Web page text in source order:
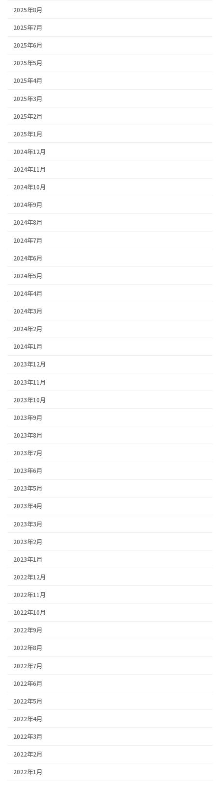
2025年8月
2025年7月
2025年6月
2025年5月
2025年4月
2025年3月
2025年2月
2025年1月
2024年12月
2024年11月
2024年10月
2024年9月
2024年8月
2024年7月
2024年6月
2024年5月
2024年4月
2024年3月
2024年2月
2024年1月
2023年12月
2023年11月
2023年10月
2023年9月
2023年8月
2023年7月
2023年6月
2023年5月
2023年4月
2023年3月
2023年2月
2023年1月
2022年12月
2022年11月
2022年10月
2022年9月
2022年8月
2022年7月
2022年6月
2022年5月
2022年4月
2022年3月
2022年2月
2022年1月